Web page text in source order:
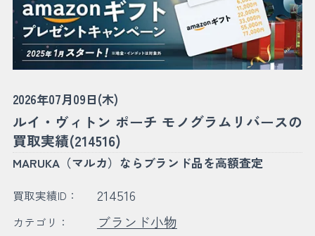
2026年07月09日(木)
ルイ・ヴィトン ポーチ モノグラムリバースの
買取実績(214516)
MARUKA（マルカ）ならブランド品を高額査定
買取実績ID： 214516
カテゴリ： ブランド小物